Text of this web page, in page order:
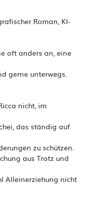
Roman, KI-
oft anders an, eine
gerne unterwegs.
nicht, im
das ständig auf
zu schützen.
aus Trotz und
Alleinerziehung nicht